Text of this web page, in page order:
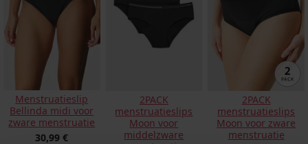
Menstruatieslip
Bellinda midi voor
zware menstruatie
30,99 €
2PACK
menstruatieslips
Moon voor
middelzware
2PACK
menstruatieslips
Moon voor zware
menstruatie